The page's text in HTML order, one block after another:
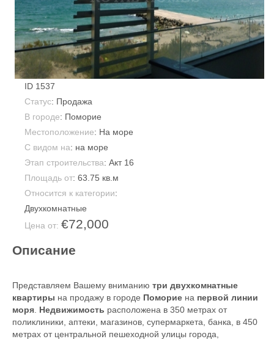
ID 1537
Статус: Продажа
В городе: Поморие
Местоположение: На море
С видом на: на море
Этап строительства: Акт 16
Площадь от: 63.75 кв.м
Относится к категории:
Двухкомнатные
Цена от: €72,000
Описание
Представляем Вашему вниманию три двухкомнатные
квартиры на продажу в городе Поморие на первой линии
моря. Недвижимость расположена в 350 метрах от
поликлиники, аптеки, магазинов, супермаркета, банка, в 450
метрах от центральной пешеходной улицы города,